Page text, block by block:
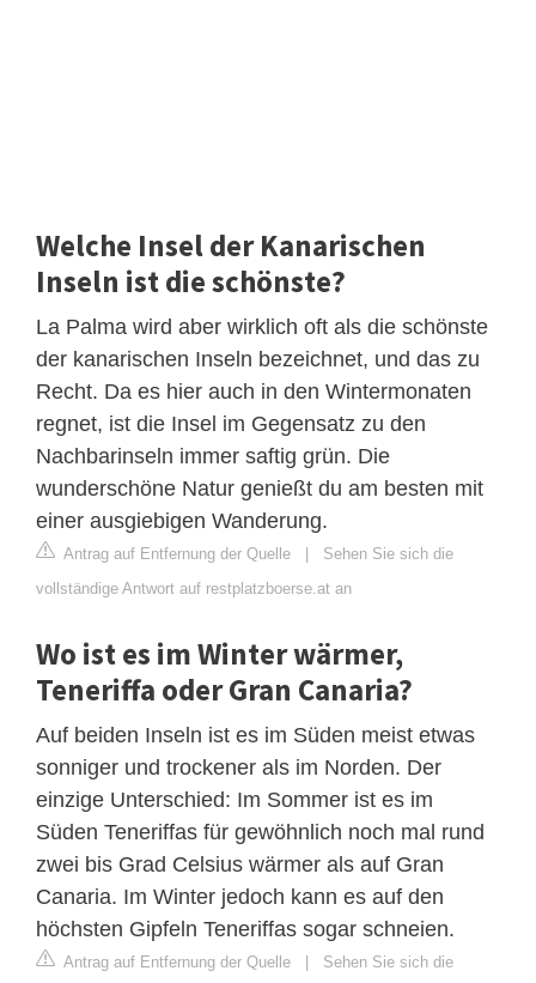
Welche Insel der Kanarischen
Inseln ist die schönste?
La Palma wird aber wirklich oft als die schönste
der kanarischen Inseln bezeichnet, und das zu
Recht. Da es hier auch in den Wintermonaten
regnet, ist die Insel im Gegensatz zu den
Nachbarinseln immer saftig grün. Die
wunderschöne Natur genießt du am besten mit
einer ausgiebigen Wanderung.
Antrag auf Entfernung der Quelle | Sehen Sie sich die
vollständige Antwort auf restplatzboerse.at an
Wo ist es im Winter wärmer,
Teneriffa oder Gran Canaria?
Auf beiden Inseln ist es im Süden meist etwas
sonniger und trockener als im Norden. Der
einzige Unterschied: Im Sommer ist es im
Süden Teneriffas für gewöhnlich noch mal rund
zwei bis Grad Celsius wärmer als auf Gran
Canaria. Im Winter jedoch kann es auf den
höchsten Gipfeln Teneriffas sogar schneien.
Antrag auf Entfernung der Quelle | Sehen Sie sich die